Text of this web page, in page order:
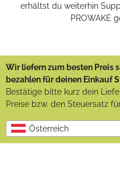
erhältst du weiterhin
PROWAKE
Wir liefern zum besten Preis
bezahlen für deinen Einkauf
Bestätige bitte kurz dein
Preise bzw. den Steuersatz
Österreich